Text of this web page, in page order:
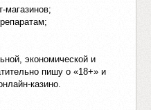
магазинов;
экономической и
пишу о «18+» и
казино.